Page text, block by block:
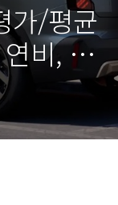
가/평균
비, 디
)